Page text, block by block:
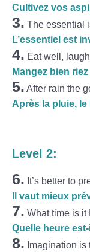
Cultivez vos
3. The essential
L’essentiel est
4. Eat well,
Mangez bien
5. After rain the
Après la pluie,
Level 2:
6. It’s better to
Il vaut mieux
7. What time is it
Quelle heure
8. Imagination